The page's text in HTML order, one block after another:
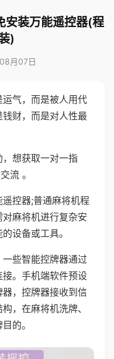
安装万能遥控器(程
)
月07日
气，而是被人用代
财，而是对人性最
想获取一对一指
流 。
控器;普通麻将机程
麻将机进行复杂安
设备或工具。
些智能控牌器通过
。手机端软件预设
，控牌器接收到信
，在麻将机洗牌、
的。